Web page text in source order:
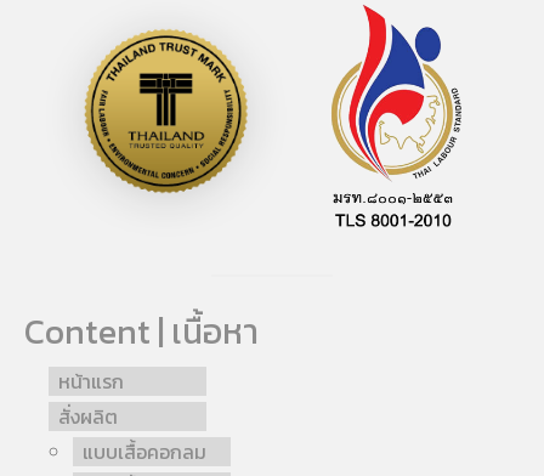
Content | เนื้อหา
หน้าแรก
สั่งผลิต
แบบเสื้อคอกลม